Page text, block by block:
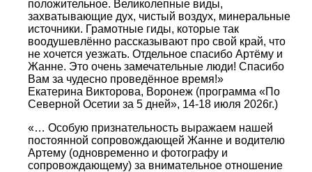
положительное. Великолепные виды,
захватывающие дух, чистый воздух, минеральные
источники. Грамотные гиды, которые так
воодушевлённо рассказывают про свой край, что
не хочется уезжать. Отдельное спасибо Артёму и
Жанне. Это очень замечательные люди! Спасибо
Вам за чудесно проведённое время!»
Екатерина Викторова, Воронеж (программа «По
Северной Осетии за 5 дней», 14-18 июля 2026г.)
«… Особую признательность выражаем нашей
постоянной сопровождающей Жанне и водителю
Артему (одновременно и фотографу и
сопровождающему) за внимательное отношение